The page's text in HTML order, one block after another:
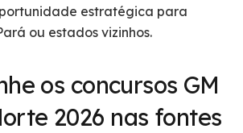
estratégica para
ou estados vizinhos.
os concursos GM
2026 nas fontes